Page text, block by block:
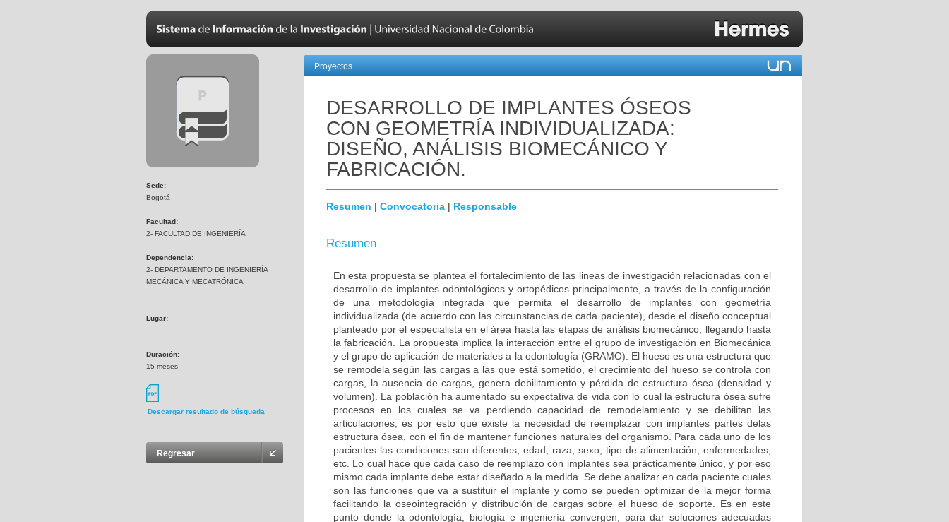
Sede:
Bogotá
Facultad:
2- FACULTAD DE INGENIERÍA
Dependencia:
2- DEPARTAMENTO DE INGENIERÍA
MECÁNICA Y MECATRÓNICA
Lugar:
---
Duración:
15 meses
Descargar resultado de búsqueda
Regresar
Proyectos
DESARROLLO DE IMPLANTES ÓSEOS
CON GEOMETRÍA INDIVIDUALIZADA:
DISEÑO, ANÁLISIS BIOMECÁNICO Y
FABRICACIÓN.
Resumen | Convocatoria | Responsable
Resumen
En esta propuesta se plantea el fortalecimiento de las lineas de investigación relacionadas con el
desarrollo de implantes odontológicos y ortopédicos principalmente, a través de la configuración
de una metodología integrada que permita el desarrollo de implantes con geometría
individualizada (de acuerdo con las circunstancias de cada paciente), desde el diseño conceptual
planteado por el especialista en el área hasta las etapas de análisis biomecánico, llegando hasta
la fabricación. La propuesta implica la interacción entre el grupo de investigación en Biomecánica
y el grupo de aplicación de materiales a la odontología (GRAMO). El hueso es una estructura que
se remodela según las cargas a las que está sometido, el crecimiento del hueso se controla con
cargas, la ausencia de cargas, genera debilitamiento y pérdida de estructura ósea (densidad y
volumen). La población ha aumentado su expectativa de vida con lo cual la estructura ósea sufre
procesos en los cuales se va perdiendo capacidad de remodelamiento y se debilitan las
articulaciones, es por esto que existe la necesidad de reemplazar con implantes partes delas
estructura ósea, con el fin de mantener funciones naturales del organismo. Para cada uno de los
pacientes las condiciones son diferentes; edad, raza, sexo, tipo de alimentación, enfermedades,
etc. Lo cual hace que cada caso de reemplazo con implantes sea prácticamente único, y por eso
mismo cada implante debe estar diseñado a la medida. Se debe analizar en cada paciente cuales
son las funciones que va a sustituir el implante y como se pueden optimizar de la mejor forma
facilitando la oseointegración y distribución de cargas sobre el hueso de soporte. Es en este
punto donde la odontología, biología e ingeniería convergen, para dar soluciones adecuadas